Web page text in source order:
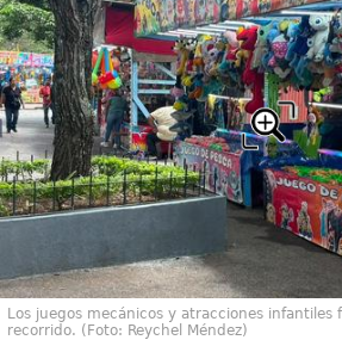
Los juegos mecánicos y atracciones infantiles
recorrido. (Foto: Reychel Méndez)